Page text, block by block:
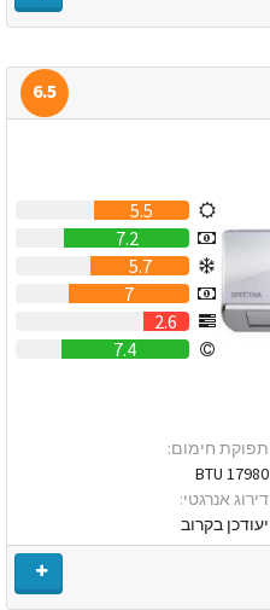
6.5
5.5
7.2
5.7
7
2.6
7.4
תפוקת חימום:
17980 BTU
דירוג אנרגטי:
יעודכן בקרוב